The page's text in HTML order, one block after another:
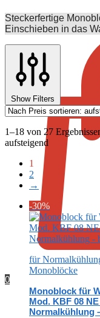
0
Steckerfertige
Einschieben in das
Show Filters
1–18 von 27
aufsteigend
1
2
→
-30%
für
Monoblöcke
Monoblock für
Mod. KBF 08
Normalkühlung